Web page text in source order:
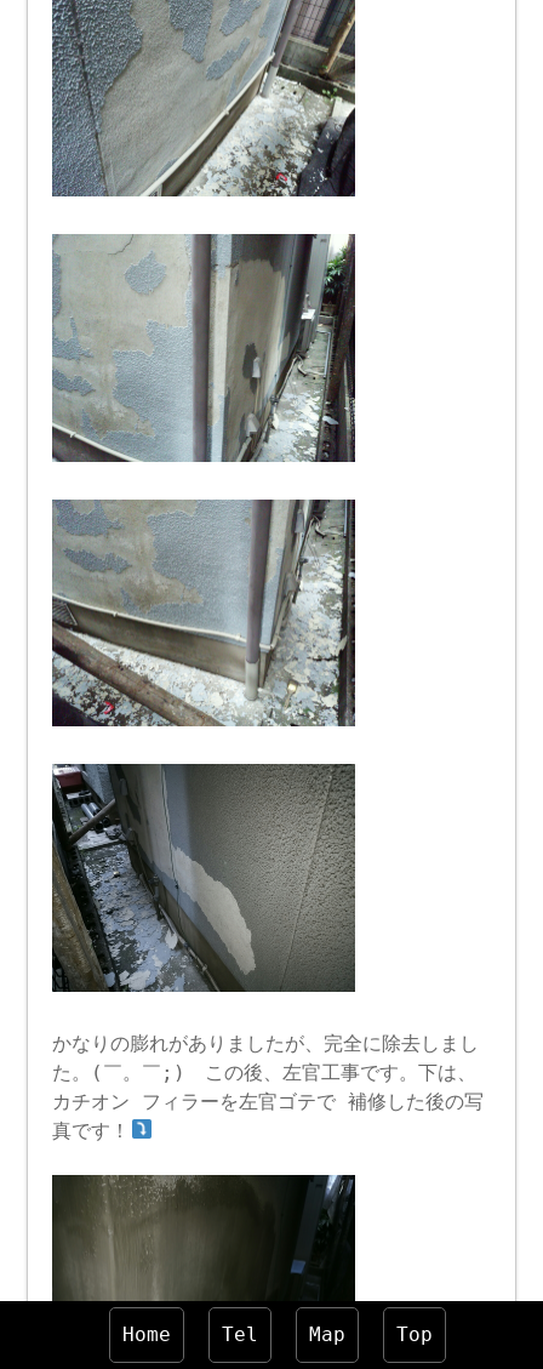
かなりの膨れがありましたが、完全に除去しまし
た。(￣。￣;) この後、左官工事です。下は、
カチオン フィラーを左官ゴテで 補修した後の写
真です！
Home Tel Map Top